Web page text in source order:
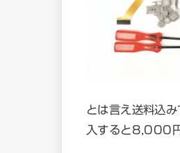
とは言え送料込
入すると8,000円